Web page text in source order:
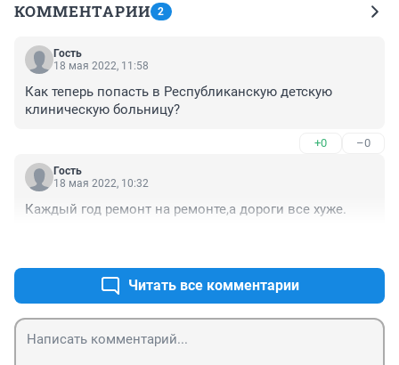
КОММЕНТАРИИ 2
Гость
18 мая 2022, 11:58
Как теперь попасть в Республиканскую детскую
клиническую больницу?
+0 –0
Гость
18 мая 2022, 10:32
Каждый год ремонт на ремонте,а дороги все хуже.
Читать все комментарии